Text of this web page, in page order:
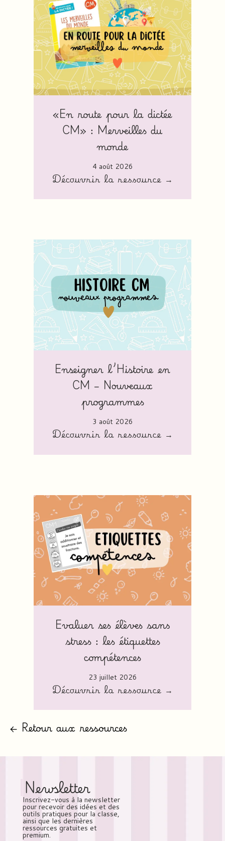
«En route pour la dictée
CM» : Merveilles du
monde
4 août 2026
Découvrir la ressource →
Enseigner l’Histoire en
CM – Nouveaux
programmes
3 août 2026
Découvrir la ressource →
Evaluer ses élèves sans
stress : les étiquettes
compétences
23 juillet 2026
Découvrir la ressource →
← Retour aux ressources
Newsletter
Inscrivez-vous à la newsletter
pour recevoir des idées et des
outils pratiques pour la classe,
ainsi que les dernières
ressources gratuites et
premium.